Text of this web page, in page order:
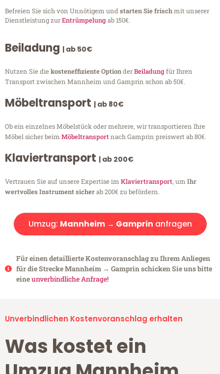
Befreien Sie sich von Unnötigem undstarten Sie frischmit unserer
Dienstleistung zurEntrümpelungab 150€.
Beiladung | ab 50€
Nutzen Sie diekosteneffiziente OptionderBeiladungfür Ihren
Transport zwischen Mannheim und Gamprin schon ab 50€.
Möbeltransport | ab 80€
Ob ein einzelnes Möbelstück oder mehrere, wir transportieren Ihre
Möbel sicher beim Möbeltransportnach Gamprin preiswert ab 80€.
Klaviertransport | ab 200€
Vertrauen Sie auf unsere Expertise im Klaviertransport, um Ihr
wertvolles Instrument sicherab 200€ zu befördern.
Umzug: Mannheim → Gamprin anfragen
Für einen detaillierte Kostenvoranschlag zu Ihrem Anliegen
für die Strecke Mannheim → Gamprin schicken Sie uns bitte
eineunverbindliche Anfrage!
Unverbindlichen Kostenvoranschlag erhalten
Was kostet ein